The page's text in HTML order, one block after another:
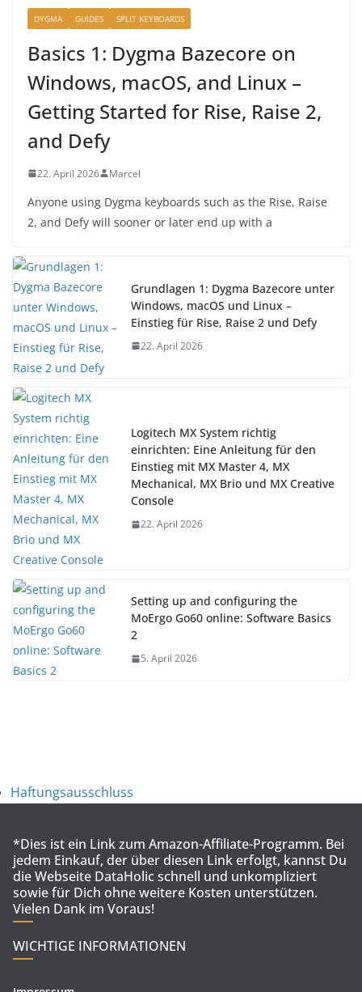
DYGMA GUIDES SPLIT KEYBOARDS
Basics 1: Dygma Bazecore on
Windows, macOS, and Linux –
Getting Started for Rise, Raise 2,
and Defy
22. April 2026 Marcel
Anyone using Dygma keyboards such as the Rise, Raise
2, and Defy will sooner or later end up with a
Grundlagen 1: Dygma Bazecore unter
Windows, macOS und Linux –
Einstieg für Rise, Raise 2 und Defy
22. April 2026
Logitech MX System richtig
einrichten: Eine Anleitung für den
Einstieg mit MX Master 4, MX
Mechanical, MX Brio und MX Creative
Console
22. April 2026
Setting up and configuring the
MoErgo Go60 online: Software Basics
2
5. April 2026
Haftungsausschluss
*Dies ist ein Link zum Amazon-Affiliate-Programm. Bei
jedem Einkauf, der über diesen Link erfolgt, kannst Du
die Webseite DataHolic schnell und unkompliziert
sowie für Dich ohne weitere Kosten unterstützen.
Vielen Dank im Voraus!
WICHTIGE INFORMATIONEN